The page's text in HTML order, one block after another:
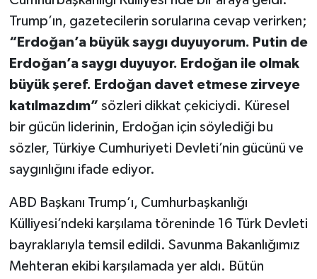
Trump’ın, gazetecilerin sorularına cevap verirken;
“Erdoğan’a büyük saygı duyuyorum. Putin de
Erdoğan’a saygı duyuyor. Erdoğan ile olmak
büyük şeref. Erdoğan davet etmese zirveye
katılmazdım” sözleri dikkat çekiciydi. Küresel
bir gücün liderinin, Erdoğan için söylediği bu
sözler, Türkiye Cumhuriyeti Devleti’nin gücünü ve
saygınlığını ifade ediyor.
ABD Başkanı Trump’ı, Cumhurbaşkanlığı
Külliyesi’ndeki karşılama töreninde 16 Türk Devleti
bayraklarıyla temsil edildi. Savunma Bakanlığımız
Mehteran ekibi karşılamada yer aldı. Bütün